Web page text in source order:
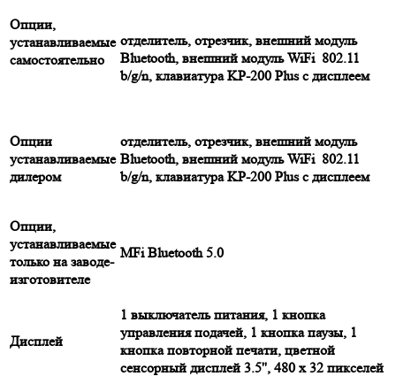
Опции,
устанавливаемые
самостоятельно
отделитель, отрезчик, внешний модуль
Bluetooth, внешний модуль WiFi 802.11
b/g/n, клавиатура KP-200 Plus с дисплеем
Опции
устанавливаемые
дилером
отделитель, отрезчик, внешний модуль
Bluetooth, внешний модуль WiFi 802.11
b/g/n, клавиатура KP-200 Plus с дисплеем
Опции,
устанавливаемые
только на заводе-
изготовителе
MFi Bluetooth 5.0
Дисплей
1 выключатель питания, 1 кнопка
управления подачей, 1 кнопка паузы, 1
кнопка повторной печати, цветной
сенсорный дисплей 3.5'', 480 х 32 пикселей